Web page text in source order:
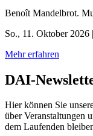
Benoît Mandelbrot.
So., 11. Oktober 2026
Mehr erfahren
DAI-
Hier können Sie
über Veranstaltungen
dem Laufenden